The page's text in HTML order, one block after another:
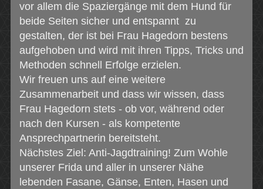
vor allem die Spaziergänge mit dem Hund für
beide Seiten sicher und entspannt zu
gestalten, der ist bei Frau Hagedorn bestens
aufgehoben und wird mit ihren Tipps, Tricks und
Methoden schnell Erfolge erzielen.
Wir freuen uns auf eine weitere
Zusammenarbeit und dass wir wissen, dass
Frau Hagedorn stets - ob vor, während oder
nach den Kursen - als kompetente
Ansprechpartnerin bereitsteht.
Nächstes Ziel: Anti-Jagdtraining! Zum Wohle
unserer Frida und aller in unserer Nähe
lebenden Fasane, Gänse, Enten, Hasen und